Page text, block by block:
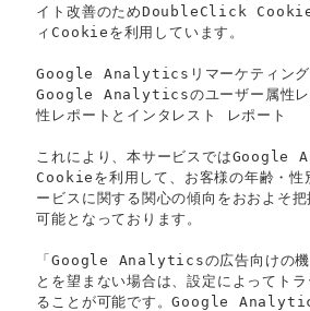
イト改善のためDoubleClick Cookie
ィCookieを利用しています。
Google Analyticsリマーケティング
Google Analyticsのユーザー属性レ
性レポートとインタレスト レポート
これにより、本サービスでは
Cookieを利用して、お客様の年齢・性
ービスに関する関心の傾向をおおよそ
可能となっております。
「Google Analyticsの広告向けの機
とを望まない場合は、設定によってト
ることが可能です。Google